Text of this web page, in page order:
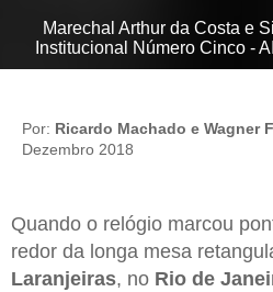
Marechal Arthur da Costa e
Institucional Número Cinco -
Por: Ricardo Machado e Wagner
Dezembro 2018
Quando o relógio marcou
redor da longa mesa
Laranjeiras, no Rio de